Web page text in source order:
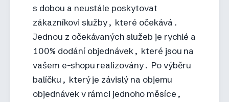
s dobou a neustále poskytovat
zákazníkovi služby, které očekává.
Jednou z očekávaných služeb je rychlé a
100% dodání objednávek, které jsou na
vašem e-shopu realizovány. Po výběru
balíčku, který je závislý na objemu
objednávek v rámci jednoho měsíce,